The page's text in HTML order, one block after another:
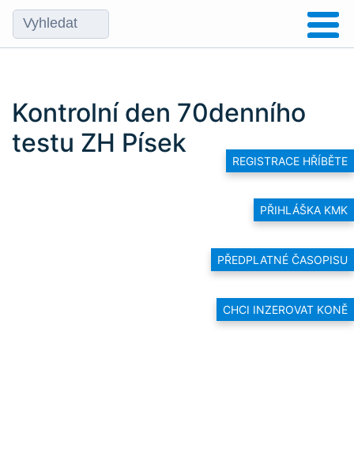
REGISTRACE HŘÍBĚTE
PŘIHLÁŠKA KMK
PŘEDPLATNÉ ČASOPISU
CHCI INZEROVAT KONĚ
Kontrolní den 70denního
testu ZH Písek